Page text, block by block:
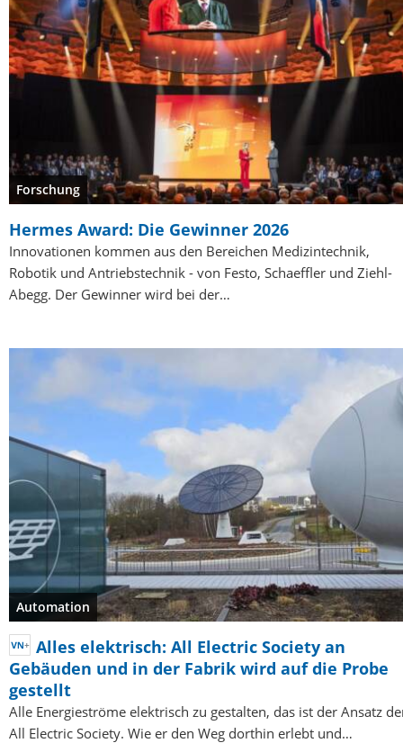
Forschung
Hermes Award: Die Gewinner 2026
Innovationen kommen aus den Bereichen Medizintechnik,
Robotik und Antriebstechnik - von Festo, Schaeffler und Ziehl-
Abegg. Der Gewinner wird bei der…
Automation
Alles elektrisch: All Electric Society an
Gebäuden und in der Fabrik wird auf die Probe
gestellt
Alle Energieströme elektrisch zu gestalten, das ist der Ansatz
All Electric Society. Wie er den Weg dorthin erlebt und…